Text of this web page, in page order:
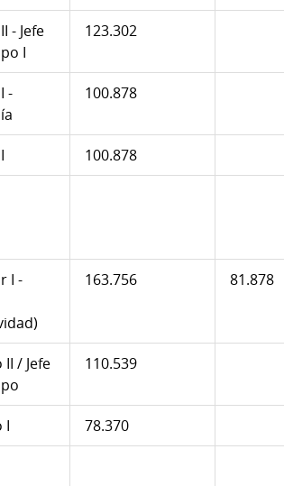
- Jefe
I
123.302
-
100.878
100.878
I -
163.756 81.878
/ Jefe
110.539
I 78.370